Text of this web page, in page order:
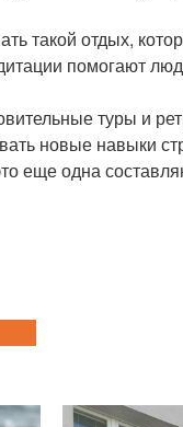
такой отдых,
помогают
туры и
новые навыки
еще одна